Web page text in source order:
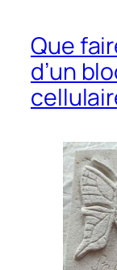
Que
d’un